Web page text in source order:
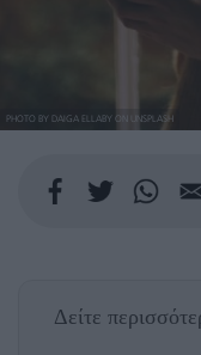
PHOTO BY DAIGA ELLABY ON UNSPLASH
Δείτε